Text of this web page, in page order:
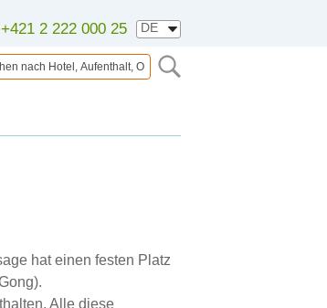
+421 2 222 000 25
hat einen festen Platz
Alle diese